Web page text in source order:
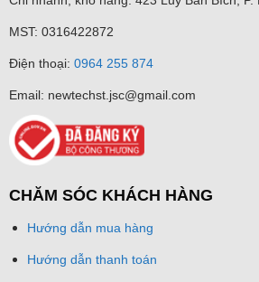
Compensation
Language English
Functions Brightness, Sharpness,
Interface
Video Output
Switch Button TVI/AHD/CVI/CVBS
General
Operating
-40 °C to 60 °C (-40
MST: 0316422872
Điện thoại: 0964 255 874
Email: newtechst.jsc@gmail.com
CHĂM SÓC KHÁCH HÀNG
Hướng dẫn mua hàng
Hướng dẫn thanh toán